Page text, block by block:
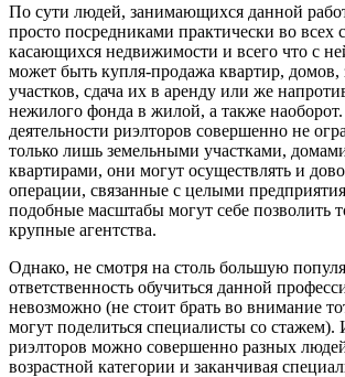
По сути людей, занимающихся данной
просто посредниками практически во всех
касающихся недвижимости и всего что с
может быть купля-продажа квартир, домов,
участков, сдача их в аренду или же
нежилого фонда в жилой, а также
деятельности риэлторов совершенно не
только лишь земельными участками,
квартирами, они могут осуществлять и
операции, связанные с целыми
подобные масштабы могут себе позволить
крупные агентства.
Однако, не смотря на столь большую
ответственность обучиться данной
невозможно (не стоит брать во внимание
могут поделиться специалисты со стажем).
риэлторов можно совершенно разных
возрастной категории и заканчивая